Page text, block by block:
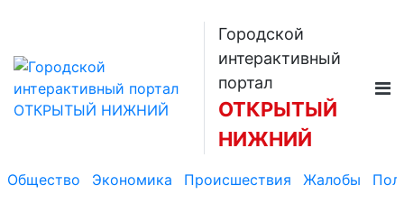
Городской
интерактивный
портал
ОТКРЫТЫЙ
НИЖНИЙ
Общество Экономика Происшествия Жалобы